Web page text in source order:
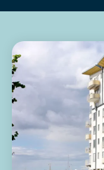
Asiakastapaus